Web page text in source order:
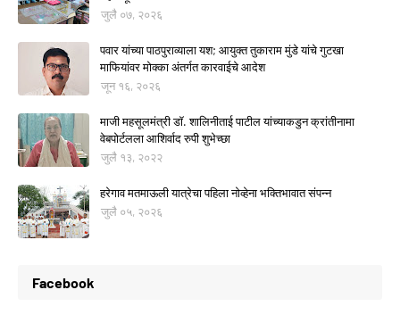
जुलै ०७, २०२६
पवार यांच्या पाठपुराव्याला यश; आयुक्त तुकाराम मुंडे यांचे गुटखा
माफियांवर मोक्का अंतर्गत कारवाईचे आदेश
जून १६, २०२६
माजी महसूलमंत्री डॉ. शालिनीताई पाटील यांच्याकडुन क्रांतीनामा
वेबपोर्टलला आशिर्वाद रुपी शुभेच्छा
जुलै १३, २०२२
हरेगाव मतमाऊली यात्रेचा पहिला नोव्हेना भक्तिभावात संपन्न
जुलै ०५, २०२६
Facebook